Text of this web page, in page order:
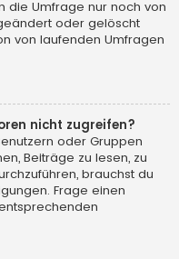
die Umfrage nur noch von
oder gelöscht
von laufenden Umfragen
nicht zugreifen?
oder Gruppen
Beiträge zu lesen, zu
brauchst du
Frage einen